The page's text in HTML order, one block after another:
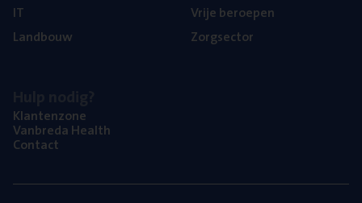
IT
Land­bouw
Vrije beroe­pen
Zorg­sec­tor
Klan­ten­zo­ne
Van­b­re­da Health
Con­tact